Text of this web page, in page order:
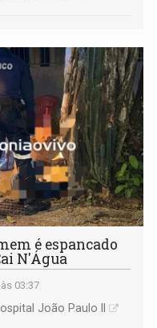
é espancado
N'Água
03:37
João Paulo II